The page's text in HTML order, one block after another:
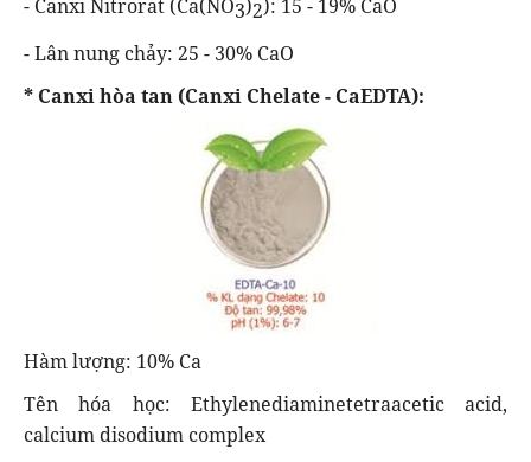
- Canxi Nitrorat (Ca(NO3)2): 15 - 19% CaO
- Lân nung chảy: 25 - 30% CaO
* Canxi hòa tan (Canxi Chelate - CaEDTA):
Hàm lượng: 10% Ca
Tên hóa học: Ethylenediaminetetraacetic acid,
calcium disodium complex